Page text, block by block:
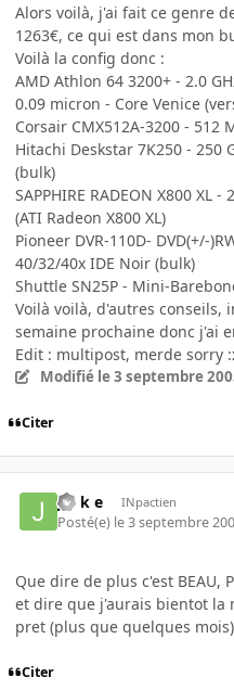
Alors voilà, j'ai fait ce genre
1263€, ce qui est dans mon
Voilà la config donc :
AMD Athlon 64 3200+ - 2.0
0.09 micron - Core Venice
Corsair CMX512A-3200 - 512
Hitachi Deskstar 7K250 - 250
(bulk)
SAPPHIRE RADEON X800 XL
(ATI Radeon X800 XL)
Pioneer DVR-110D- DVD(+/-
40/32/40x IDE Noir (bulk)
Shuttle SN25P - Mini-
Voilà voilà, d'autres conseils,
semaine prochaine donc j'ai
Edit : multipost, merde sorry
Modifié le 3 septembre
Citer
j o k e INpactien
Posté(e) le 3 septembre
Que dire de plus c'est BEAU,
et dire que j'aurais bientot la
pret (plus que quelques mois)
Citer